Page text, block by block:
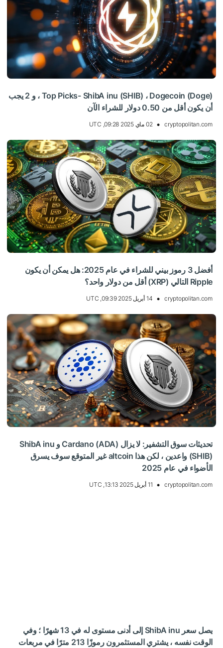
Top Picks- ShibA inu (SHIB) ، Dogecoin (Doge) ، و 2 يجب
أن يكون أقل من 0.50 دولار للشراء الآن
cryptopolitan.com 02 ماي 2025 09:28, UTC
أفضل 3 رموز بيني للشراء في عام 2025: هل يمكن أن يكون
Ripple التالي (XRP) أقل من دولار واحد؟
cryptopolitan.com 14 أبريل 2025 09:39, UTC
تحديثات سوق التشفير: لا يزال Cardano (ADA) و ShibA inu
(SHIB) واعدين ، لكن هذا altcoin غير المتوقع سوف يسرق
الأضواء في عام 2025
cryptopolitan.com 11 أبريل 2025 13:13, UTC
يصل سعر ShibA inu إلى أدنى مستوى له في 13 شهرًا ؛ وفي
الوقت نفسه ، يشتري المستثمرون رموزًا 213 مترًا في مربعات